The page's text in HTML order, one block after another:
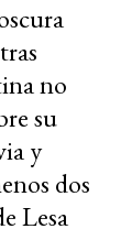
no
su
y
dos
Lesa